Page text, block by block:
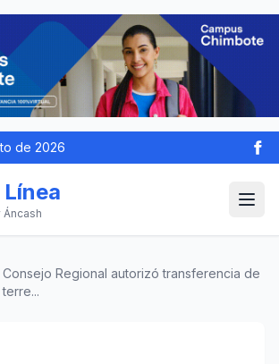
de 2026
Áncash
Consejo Regional autorizó transferencia de
terre...